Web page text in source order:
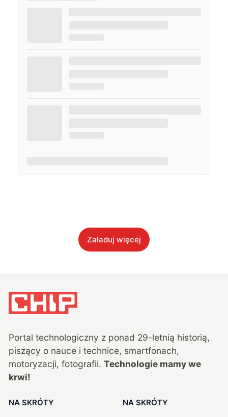
Załaduj więcej
Portal technologiczny z ponad 29-letnią historią,
piszący o nauce i technice, smartfonach,
motoryzacji, fotografii. Technologie mamy we
krwi!
NA SKRÓTY NA SKRÓTY